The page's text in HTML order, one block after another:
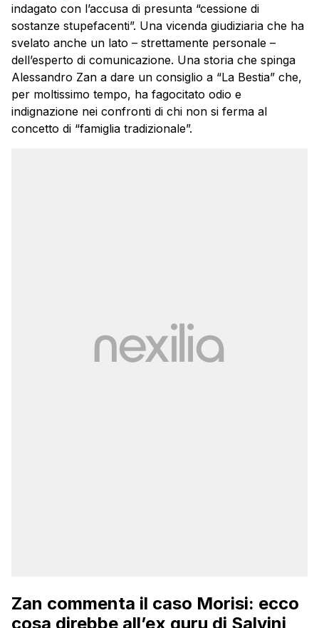
indagato con l’accusa di presunta “cessione di
sostanze stupefacenti”. Una vicenda giudiziaria che ha
svelato anche un lato – strettamente personale –
dell’esperto di comunicazione. Una storia che spinga
Alessandro Zan a dare un consiglio a “La Bestia” che,
per moltissimo tempo, ha fagocitato odio e
indignazione nei confronti di chi non si ferma al
concetto di “famiglia tradizionale”.
Zan commenta il caso Morisi: ecco
cosa direbbe all’ex guru di Salvini